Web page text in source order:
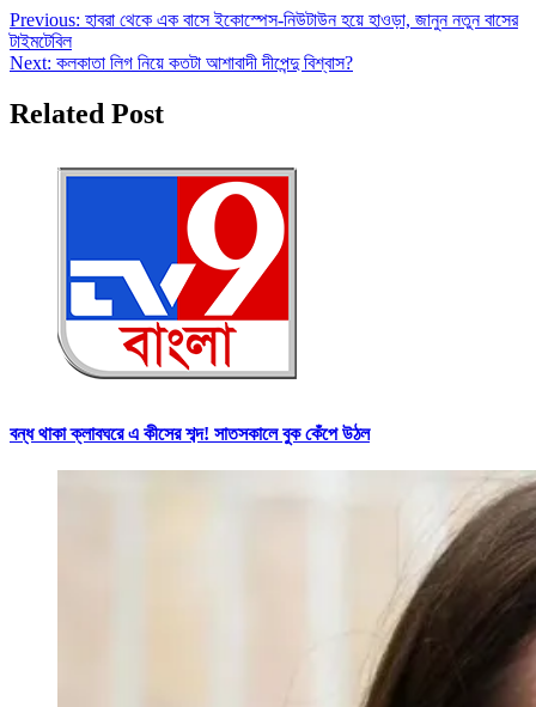
Post
navigation
Previous: হাবরা থেকে এক বাসে ইকোস্পেস-নিউটাউন হয়ে হাওড়া, জানুন নতুন বাসের
টাইমটেবিল
Next: কলকাতা লিগ নিয়ে কতটা আশাবাদী দীপেন্দু বিশ্বাস?
Related Post
বন্ধ থাকা ক্লাবঘরে এ কীসের শব্দ! সাতসকালে বুক কেঁপে উঠল